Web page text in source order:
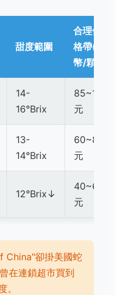
甜度範圍
合理價
格帶(台
幣/顆)
14-
16°Brix
85~120
元
13-
14°Brix
60~85
元
12°Brix↓
40~60
元
China"卻掛美國蛇
在連鎖超市買到
。